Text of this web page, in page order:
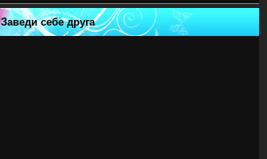
Заведи себе друга